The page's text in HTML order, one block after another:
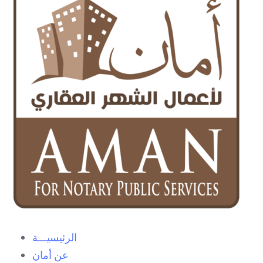
الرئيسيـــة
عن أمان